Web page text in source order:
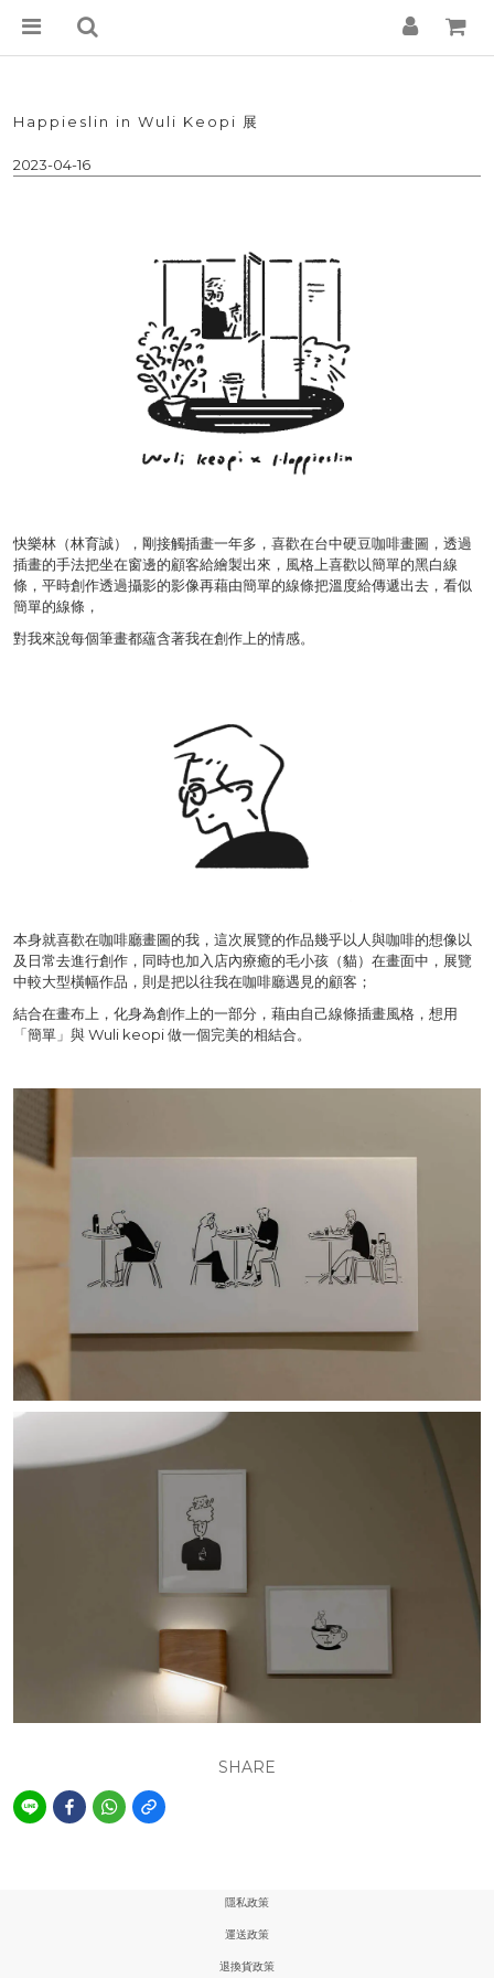
Happieslin in Wuli Keopi 展
2023-04-16
快樂林（林育誠），剛接觸插畫一年多，喜歡在台中硬豆咖啡畫圖，透過
插畫的手法把坐在窗邊的顧客給繪製出來， 風格上喜歡以簡單的黑白線
條，平時創作透過攝影的影像再藉由簡單的線條把溫度給傳遞出去，看似
簡單的線條，
對我來說每個筆畫都蘊含著我在創作上的情感。
本身就喜歡在咖啡廳畫圖的我，這次展覽的作品幾乎以人與咖啡的想像以
及日常去進行創作， 同時也加入店內療癒的毛小孩（貓）在畫面中，展覽
中較大型橫幅作品，則是把以往我在咖啡廳遇見的顧客；
結合在畫布上，化身為創作上的一部分，藉由自己線條插畫風格，想用
「簡單」與 Wuli keopi 做一個完美的相結合。
SHARE
隱私政策
運送政策
退換貨政策